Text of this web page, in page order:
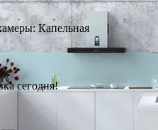
Капельная
сегодня!